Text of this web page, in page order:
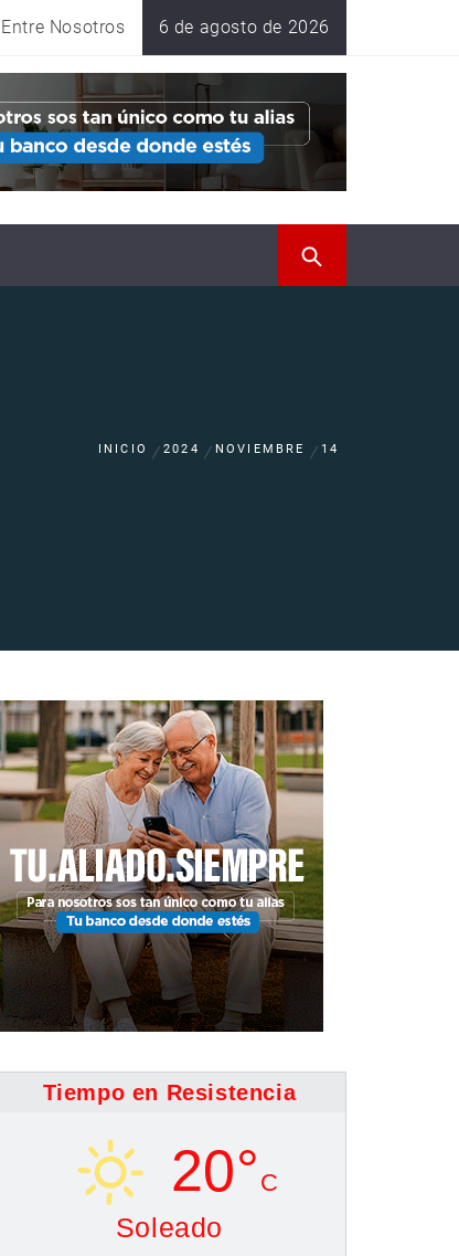
Entre Nosotros 6 de agosto de 2026
INICIO 2024 NOVIEMBRE 14
Tiempo en Resistencia
20° C
Soleado